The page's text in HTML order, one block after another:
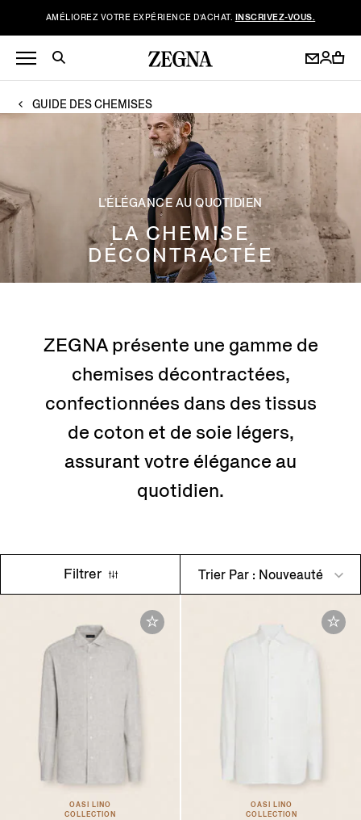
AMÉLIOREZ VOTRE EXPÉRIENCE D’ACHAT. INSCRIVEZ-VOUS.
GUIDE DES CHEMISES
L’ÉLÉGANCE AU QUOTIDIEN
LA CHEMISE
DÉCONTRACTÉE
ZEGNA présente une gamme de
chemises décontractées,
confectionnées dans des tissus
de coton et de soie légers,
assurant votre élégance au
quotidien.
Filtrer Trier Par : Nouveauté
OASI LINO
COLLECTION
OASI LINO
COLLECTION